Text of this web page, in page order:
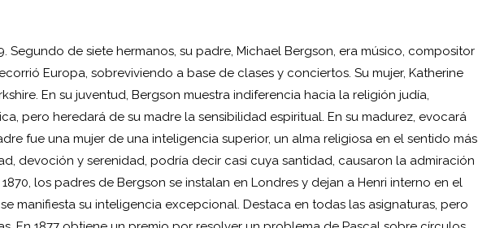
Segundo de siete hermanos, su padre, Michael Bergson, era músico, compositor
Europa, sobreviviendo a base de clases y conciertos. Su mujer, Katherine
En su juventud, Bergson muestra indiferencia hacia la religión judía,
pero heredará de su madre la sensibilidad espiritual. En su madurez, evocará
fue una mujer de una inteligencia superior, un alma religiosa en el sentido más
devoción y serenidad, podría decir casi cuya santidad, causaron la admiración
los padres de Bergson se instalan en Londres y dejan a Henri interno en el
manifiesta su inteligencia excepcional. Destaca en todas las asignaturas, pero